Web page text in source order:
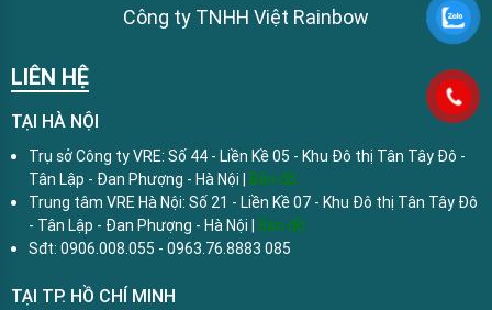
Công ty TNHH Việt Rainbow
LIÊN HỆ
TẠI HÀ NỘI
Trụ sở Công ty VRE: Số 44 - Liền Kề 05 - Khu Đô thị Tân Tây Đô -
Tân Lập - Đan Phượng - Hà Nội | Bản đồ
Trung tâm VRE Hà Nội: Số 21 - Liền Kề 07 - Khu Đô thị Tân Tây Đô
- Tân Lập - Đan Phượng - Hà Nội | Bản đồ
Sđt: 0906.008.055 - 0963.76.8883 085
TẠI TP. HỒ CHÍ MINH